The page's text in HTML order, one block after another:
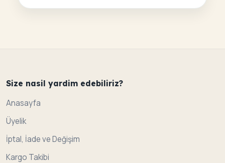
Size nasil yardim edebiliriz?
Anasayfa
Üyelik
İptal, İade ve Değişim
Kargo Takibi